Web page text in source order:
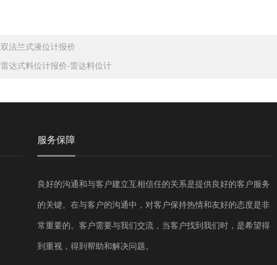
双法兰式液位计报价
雷达式料位计报价-雷达料位计
服务保障
良好的沟通和与客户建立互相信任的关系是提供良好的客户服务
的关键。在与客户的沟通中，对客户保持热情和友好的态度是非
常重要的。客户需要与我们交流，当客户找到我们时，是希望得
到重视，得到帮助和解决问题。